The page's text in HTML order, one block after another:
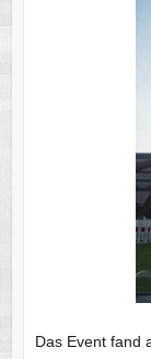
Das Event fand